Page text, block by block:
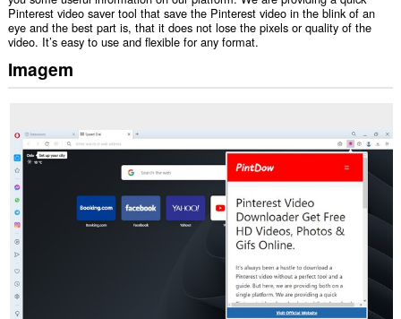
Pinterest video saver tool that save the Pinterest video in the blink of an
eye and the best part is, that it does not lose the pixels or quality of the
video. It’s easy to use and flexible for any format.
Imagem